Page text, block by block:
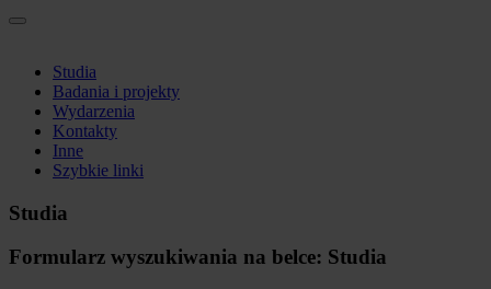
Studia
Badania i projekty
Wydarzenia
Kontakty
Inne
Szybkie linki
Studia
Formularz wyszukiwania na belce: Studia